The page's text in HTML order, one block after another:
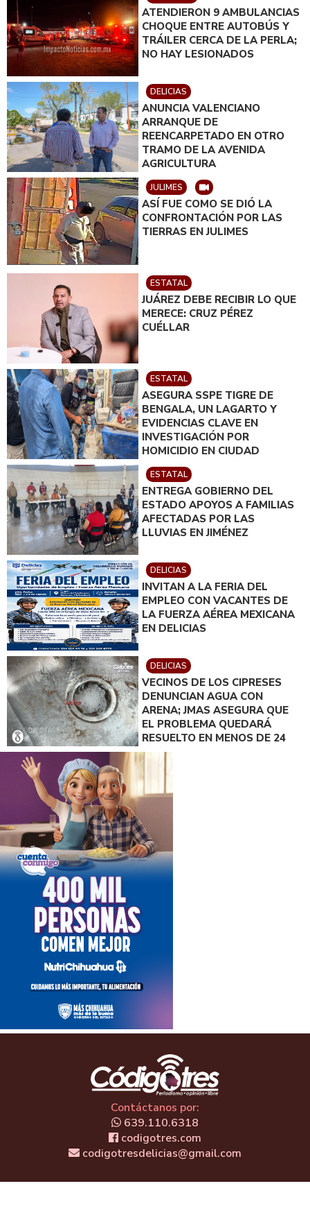
ATENDIERON 9 AMBULANCIAS
CHOQUE ENTRE AUTOBÚS Y
TRÁILER CERCA DE LA PERLA;
NO HAY LESIONADOS
DELICIAS
ANUNCIA VALENCIANO
ARRANQUE DE
REENCARPETADO EN OTRO
TRAMO DE LA AVENIDA
AGRICULTURA
JULIMES
ASÍ FUE COMO SE DIÓ LA
CONFRONTACIÓN POR LAS
TIERRAS EN JULIMES
ESTATAL
JUÁREZ DEBE RECIBIR LO QUE
MERECE: CRUZ PÉREZ
CUÉLLAR
ESTATAL
ASEGURA SSPE TIGRE DE
BENGALA, UN LAGARTO Y
EVIDENCIAS CLAVE EN
INVESTIGACIÓN POR
HOMICIDIO EN CIUDAD
JUÁREZ; EN CATEO
INSTRUIDO POR GILBERTO
LOYA
ESTATAL
ENTREGA GOBIERNO DEL
ESTADO APOYOS A FAMILIAS
AFECTADAS POR LAS
LLUVIAS EN JIMÉNEZ
DELICIAS
INVITAN A LA FERIA DEL
EMPLEO CON VACANTES DE
LA FUERZA AÉREA MEXICANA
EN DELICIAS
DELICIAS
VECINOS DE LOS CIPRESES
DENUNCIAN AGUA CON
ARENA; JMAS ASEGURA QUE
EL PROBLEMA QUEDARÁ
RESUELTO EN MENOS DE 24
HORAS
Contáctanos por:
639.110.6318
codigotres.com
codigotresdelicias@gmail.com